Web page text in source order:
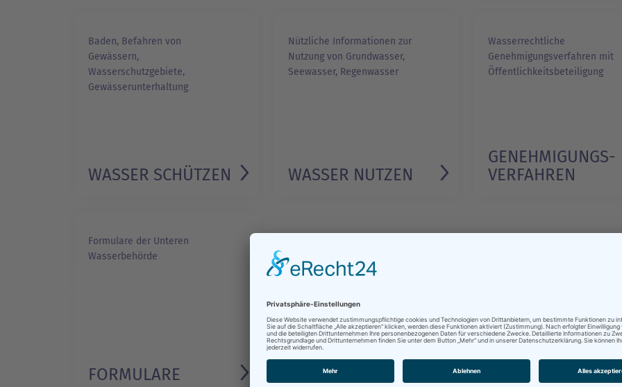
WASSER SCHÜTZEN
Baden, Befahren von
Gewässern,
Wasserschutzgebiete,
Gewässerunterhaltung
WASSER NUTZEN
Nützliche Informationen zur
Nutzung von Grundwasser,
Seewasser, Regenwasser
GENEHMIGUNGS­
VERFAHREN
Wasserrechtliche
Genehmigungsverfahren mit
Öffentlichkeitsbeteiligung
FORMULARE
Formulare der Unteren
Wasserbehörde